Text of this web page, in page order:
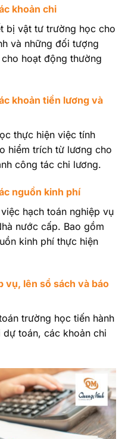
khoản chi
bị vật tư trường học cho
và những đối tượng
hoạt động thường
khoản tiền lương và
thực hiện việc tính
hiểm trích từ lương cho
công tác chi lương.
nguồn kinh phí
hạch toán nghiệp vụ
nước cấp. Bao gồm
kinh phí thực hiện
vụ, lên sổ sách và báo
trường học tiến hành
toán, các khoản chi